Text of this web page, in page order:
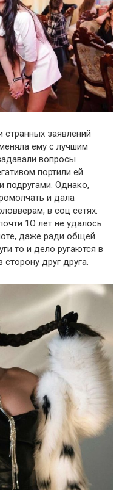
странных заявлений
ему с лучшим
вопросы
портили ей
подругами. Однако,
и дала
в соц сетях.
1О лет не удалось
даже ради общей
то и дело ругаются в
друг друга.